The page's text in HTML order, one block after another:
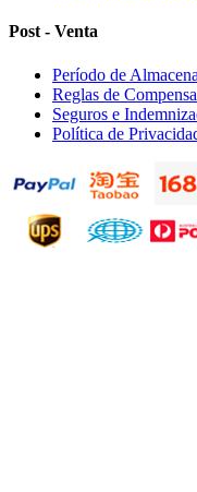
Post - Venta
Período de
Reglas de
Seguros e
Política de